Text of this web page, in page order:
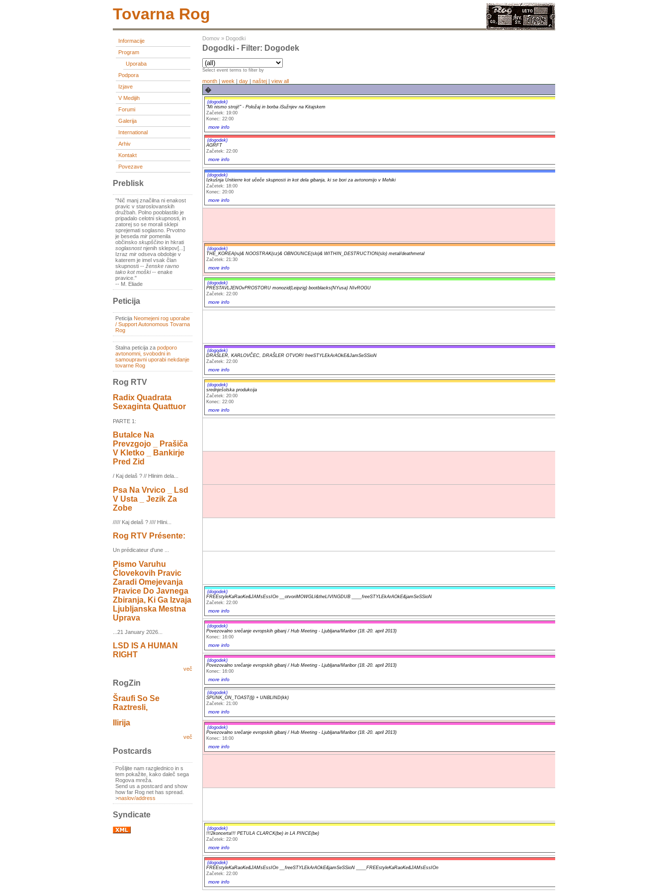
Tovarna Rog
Informacije
Program
Uporaba
Podpora
Izjave
V Medijih
Forumi
Galerija
International
Arhiv
Kontakt
Povezave
Preblisk
"Nič manj značilna ni enakost
pravic v staroslovanskih
družbah. Polno pooblastilo je
pripadalo celotni skupnosti, in
zatorej so se morali sklepi
sprejemati soglasno. Prvotno
je beseda mir pomenila
občinsko skupščino in hkrati
soglasnostnjenih sklepov[...]
Izraz mir odseva obdobje v
katerem je imel vsak član
skupnosti -- ženske ravno
tako kot moški-- enake
pravice."
-- M. Eliade
Peticija
Peticija Neomejeni rog uporabe
/ Support Autonomous Tovarna
Rog
Stalna peticija za podporo
avtonomni, svobodni in
samoupravni uporabi nekdanje
tovarne Rog
Rog RTV
Radix Quadrata
Sexaginta Quattuor
PARTE 1:
Butalce Na
Prevzgojo _ Prašiča
V Kletko _ Bankirje
Pred Zid
/ Kaj delaš ? // Hlinim dela...
Psa Na Vrvico _ Lsd
V Usta _ Jezik Za
Zobe
///// Kaj delaš ? //// Hlini...
Rog RTV Présente:
Un prédicateur d'une ...
Pismo Varuhu
Človekovih Pravic
Zaradi Omejevanja
Pravice Do Javnega
Zbiranja, Ki Ga Izvaja
Ljubljanska Mestna
Uprava
...21 January 2026...
LSD IS A HUMAN
RIGHT
več
RogZin
Šraufi So Se
Raztresli,
Ilirija
več
Postcards
Pošljite nam razglednico in s
tem pokažite, kako daleč sega
Rogova mreža.
Send us a postcard and show
how far Rog net has spread.
>naslov/address
Syndicate
Domov » Dogodki
Dogodki - Filter: Dogodek
Select event terms to filter by
month | week | day | naštej | view all
�
(dogodek)
"Mi nismo stroji!" - Položaj in borba iSužnjev na Kitajskem
Začetek: 19:00
Konec: 22:00
more info
(dogodek)
AGRFT
Začetek: 22:00
more info
(dogodek)
Izkušnja Unitierre kot učeče skupnosti in kot dela gibanja, ki se bori za avtonomijo v Mehiki
Začetek: 18:00
Konec: 20:00
more info
(dogodek)
THE_KOREA(ru)& NOOSTRAK(cz)& OBNOUNCE(slo)& WITHIN_DESTRUCTION(slo) metal/deathmetal
Začetek: 21:30
more info
(dogodek)
PRESTAVLJENOvPROSTORU monozid(Leipzig) bootblacks(NYusa) NIvROGU
Začetek: 22:00
more info
(dogodek)
DRAŠLER, KARLOVČEC, DRAŠLER OTVORI freeSTYLEkArAOkE&JamSeSSioN
Začetek: 22:00
more info
(dogodek)
srednješolska produkcija
Začetek: 20:00
Konec: 22:00
more info
(dogodek)
FREEstyleKaRaoKe&JAMsEssIOn __otvoriMOWGLI&theLIVINGDUB ____freeSTYLEkArAOkE&jamSeSSioN
Začetek: 22:00
more info
(dogodek)
Povezovalno srečanje evropskih gibanj / Hub Meeting - Ljubljana/Maribor (18.-20. april 2013)
Konec: 16:00
more info
(dogodek)
Povezovalno srečanje evropskih gibanj / Hub Meeting - Ljubljana/Maribor (18.-20. april 2013)
Konec: 16:00
more info
(dogodek)
SPUNK_ON_TOAST(lj) + UNBLIND(kk)
Začetek: 21:00
more info
(dogodek)
Povezovalno srečanje evropskih gibanj / Hub Meeting - Ljubljana/Maribor (18.-20. april 2013)
Konec: 16:00
more info
(dogodek)
!!!2koncerta!!! PETULA CLARCK(be) in LA PINCE(be)
Začetek: 22:00
more info
(dogodek)
FREEstyleKaRaoKe&JAMsEssIOn __freeSTYLEkArAOkE&jamSeSSioN ____FREEstyleKaRaoKe&JAMsEssIOn
Začetek: 22:00
more info